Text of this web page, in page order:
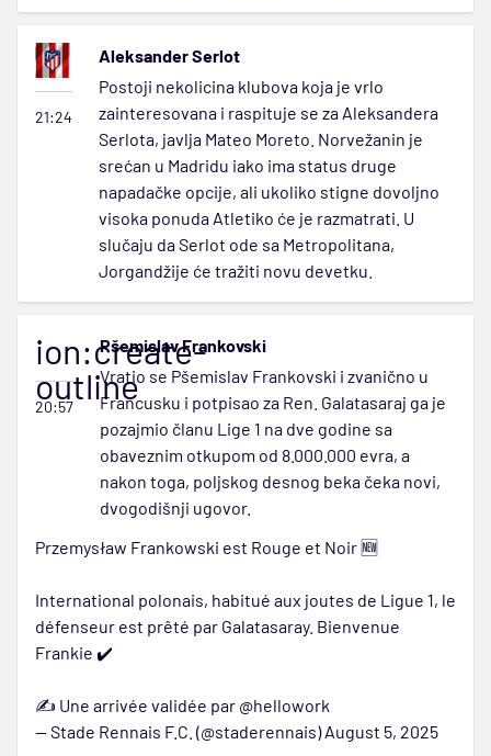
21:24
Aleksander Serlot
Postoji nekolicina klubova koja je vrlo
zainteresovana i raspituje se za Aleksandera
Serlota, javlja Mateo Moreto. Norvežanin je
srećan u Madridu iako ima status druge
napadačke opcije, ali ukoliko stigne dovoljno
visoka ponuda Atletiko će je razmatrati. U
slučaju da Serlot ode sa Metropolitana,
Jorgandžije će tražiti novu devetku.
ion:create-
outline
20:57
Pšemislav Frankovski
Vratio se Pšemislav Frankovski i zvanično u
Francusku i potpisao za Ren. Galatasaraj ga je
pozajmio članu Lige 1 na dve godine sa
obaveznim otkupom od 8.000.000 evra, a
nakon toga, poljskog desnog beka čeka novi,
dvogodišnji ugovor.
Przemysław Frankowski est Rouge et Noir 🆕
International polonais, habitué aux joutes de Ligue 1, le
défenseur est prêté par Galatasaray. Bienvenue
Frankie ✔️
✍️ Une arrivée validée par @hellowork
— Stade Rennais F.C. (@staderennais)August 5, 2025